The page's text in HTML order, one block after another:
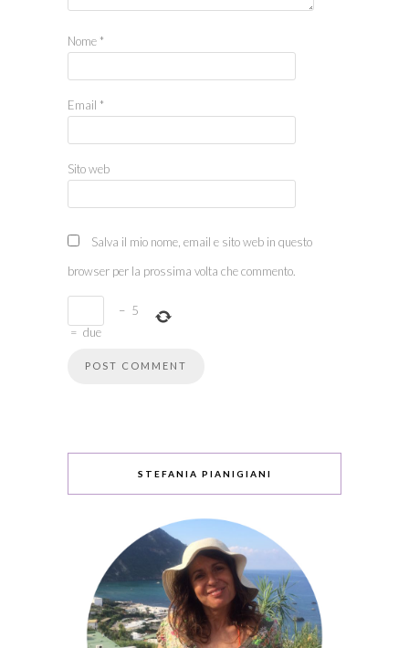
Nome *
Email *
Sito web
Salva il mio nome, email e sito web in questo
browser per la prossima volta che commento.
− 5
= due
STEFANIA PIANIGIANI